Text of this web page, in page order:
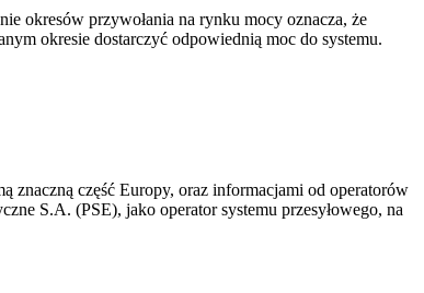
okresów przywołania na rynku mocy oznacza, że
okresie dostarczyć odpowiednią moc do systemu.
część Europy, oraz informacjami od operatorów
S.A. (PSE), jako operator systemu przesyłowego, na